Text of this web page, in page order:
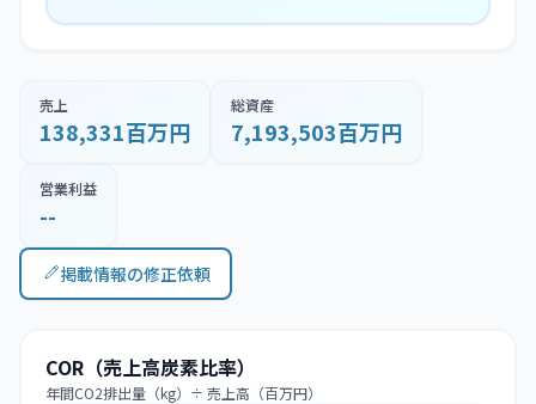
売上
138,331百万円
総資産
7,193,503百万円
営業利益
--
掲載情報の修正依頼
COR（売上高炭素比率）
年間CO2排出量（kg）÷ 売上高（百万円）